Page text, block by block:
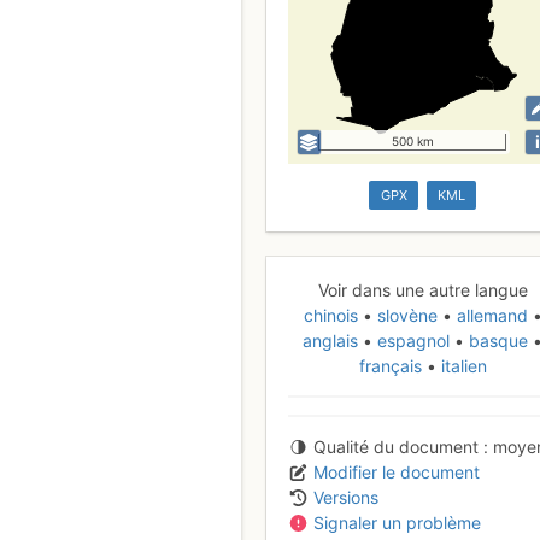
500 km i
GPX KML
Voir dans une autre langue
chinois
slovène
allemand
anglais
espagnol
basque
français
italien
Qualité du document
Modifier le document
Versions
Signaler un problème